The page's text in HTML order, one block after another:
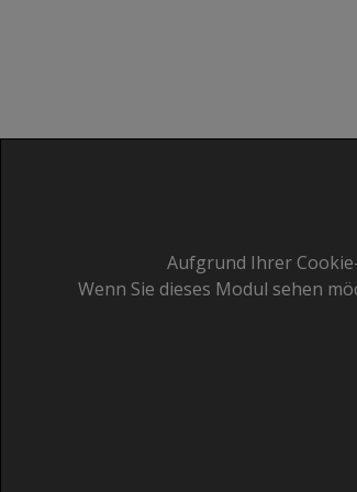
Aufgrund Ihrer
Wenn Sie dieses Modul sehen